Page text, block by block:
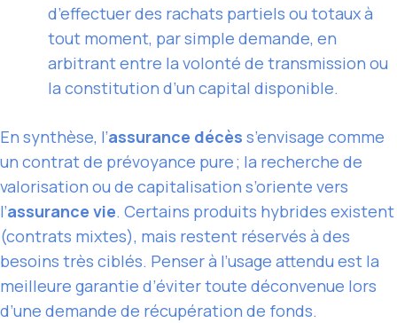
d’effectuer des rachats partiels ou totaux à
tout moment, par simple demande, en
arbitrant entre la volonté de transmission ou
la constitution d’un capital disponible.
En synthèse, l’assurance décès s’envisage comme
un contrat de prévoyance pure ; la recherche de
valorisation ou de capitalisation s’oriente vers
l’assurance vie. Certains produits hybrides existent
(contrats mixtes), mais restent réservés à des
besoins très ciblés. Penser à l’usage attendu est la
meilleure garantie d’éviter toute déconvenue lors
d’une demande de récupération de fonds.